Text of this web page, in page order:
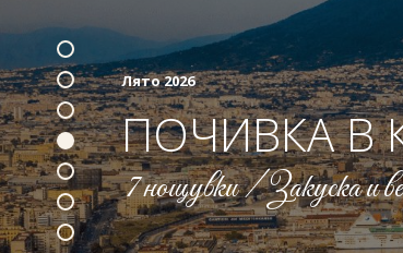
Лято 2026
ПОЧИВКА В
7 нощувки / Закуска и